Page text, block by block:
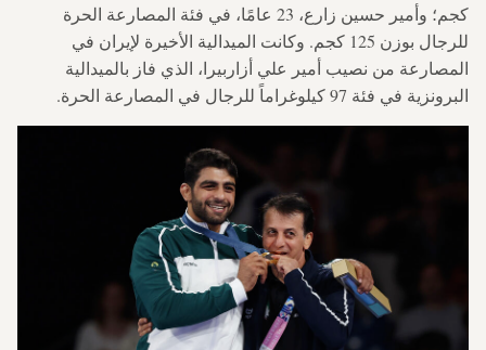
كجم؛ وأمير حسين زارع، 23 عامًا، في فئة المصارعة الحرة
للرجال بوزن 125 كجم. وكانت الميدالية الأخيرة لإيران في
المصارعة من نصيب أمير علي أزاربيرا، الذي فاز بالميدالية
البرونزية في فئة 97 كيلوغراماً للرجال في المصارعة الحرة.